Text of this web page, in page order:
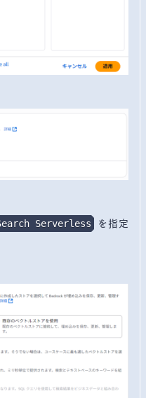
Serverless
を指定